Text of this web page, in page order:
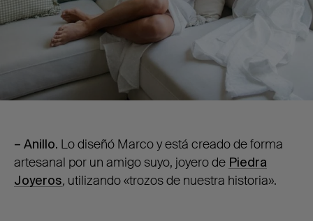
– Anillo. Lo diseñó Marco y está creado de forma
artesanal por un amigo suyo, joyero de Piedra
Joyeros, utilizando «trozos de nuestra historia».